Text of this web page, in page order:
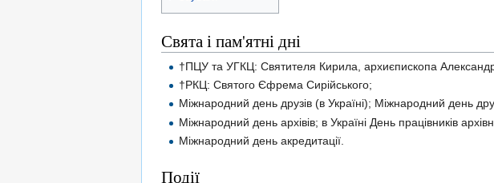
Свята і пам'ятні дні
†ПЦУ та УГКЦ: Святителя Кирила, архиєпископа
†РКЦ: Святого Єфрема Сирійського;
Міжнародний день друзів (в Україні); Міжнародний день
Міжнародний день архівів; в Україні День працівників
Міжнародний день акредитації.
Події